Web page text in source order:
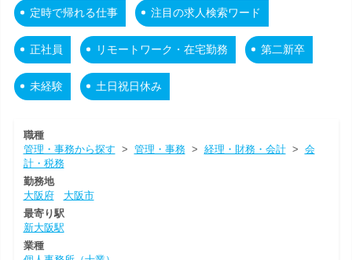
定時で帰れる仕事 注目の求人検索ワード
正社員 リモートワーク・在宅勤務 第二新卒
未経験 土日祝日休み
職種
管理・事務から探す > 管理・事務> 経理・財務・会計> 会
計・税務
勤務地
大阪府
大阪市
最寄り駅
新大阪駅
業種